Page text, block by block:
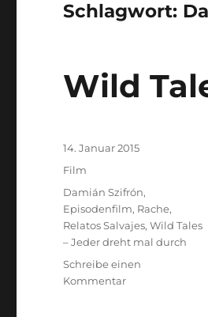
Schlagwort:
Wild
Veröffentlicht
am
14. Januar 2015
Kategorien
Film
Schlagwörter
Damián Szifrón,
Episodenfilm, Rache,
Relatos Salvajes,Wild Tales
– Jeder dreht mal durch
Schreibe einen
Kommentarzu